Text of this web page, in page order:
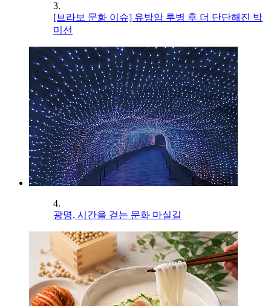
3.
[브라보 문화 이슈] 유방암 투병 후 더 단단해진 박
미선
4.
광명, 시간을 걷는 문화 마실길